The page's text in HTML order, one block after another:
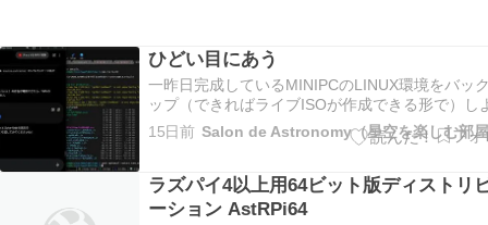
ひどい目にあう
一昨日完成しているMINIPCのLINUX環境をバッ
ップ（できればライブISOが作成できる形で）し
と新たなツールPenguins' Eggsを利用してバック
プを作成したところ、
15日前 Salon de Astronomy（星空を楽しむ部
ラズパイ4以上用64ビット版ディストリ
ーション AstRPi64